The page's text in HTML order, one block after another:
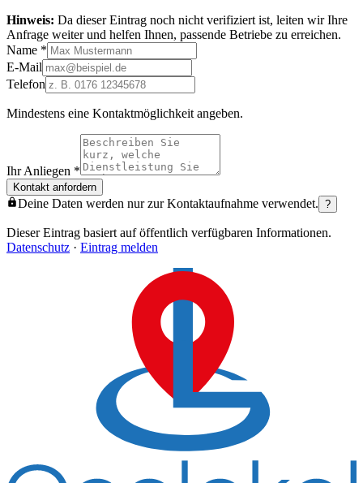
Hinweis: Da dieser Eintrag noch nicht verifiziert ist, leiten wir Ihre
Anfrage weiter und helfen Ihnen, passende Betriebe zu erreichen.
Name *
E-Mail
Telefon
Mindestens eine Kontaktmöglichkeit angeben.
Ihr Anliegen *
Kontakt anfordern
Deine Daten werden nur zur Kontaktaufnahme verwendet. ?
Dieser Eintrag basiert auf öffentlich verfügbaren Informationen.
Datenschutz · Eintrag melden